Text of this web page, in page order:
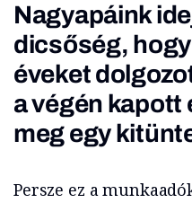
Nagyapáink
dicsőség,
éveket
a végén kapott
meg egy
Persze ez a